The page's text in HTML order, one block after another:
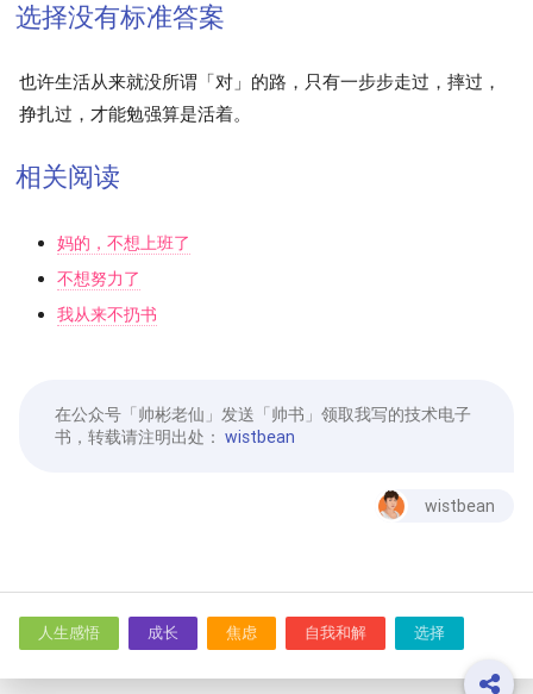
选择没有标准答案
也许生活从来就没所谓「对」的路，只有一步步走过，摔过，
挣扎过，才能勉强算是活着。
相关阅读
妈的，不想上班了
不想努力了
我从来不扔书
在公众号「帅彬老仙」发送「帅书」领取我写的技术电子
书，转载请注明出处： wistbean
wistbean
人生感悟 成长 焦虑 自我和解 选择